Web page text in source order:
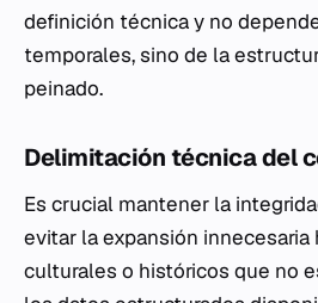
definición técnica y no
temporales, sino de la
peinado.
Delimitación técnica del
Es crucial mantener la
evitar la expansión innecesaria
culturales o históricos que no